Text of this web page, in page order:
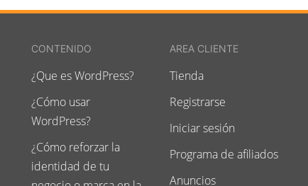
CONTENIDO
¿Que es WordPress?
¿Cómo usar
WordPress?
¿Cómo reforzar la
identidad de tu
AREA CLIENTE
Tienda
Registrarse
Iniciar sesión
Programa de afiliados
Anuncios